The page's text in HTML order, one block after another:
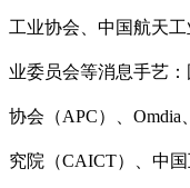
工业协会、中国航天
业委员会等消息手艺
协会（APC）、Omdia
究院（CAICT）、中